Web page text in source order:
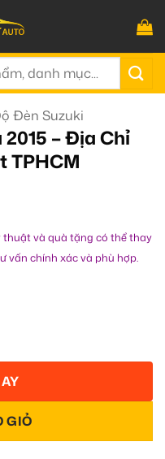
Đèn Suzuki
– Địa Chỉ
TPHCM
thuật và quà tặng có thể thay
vấn chính xác và phù hợp.
GIỎ